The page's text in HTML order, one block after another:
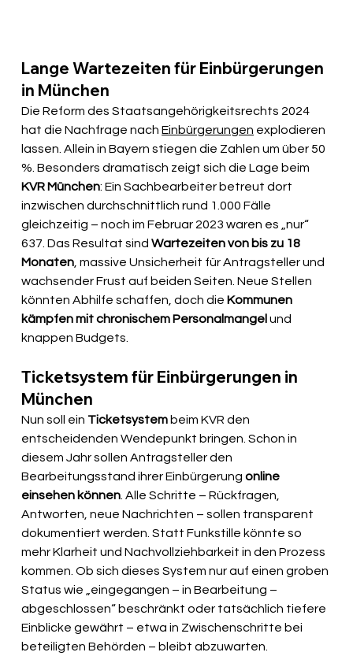
Lange Wartezeiten für Einbürgerungen
in München
Die Reform des Staatsangehörigkeitsrechts 2024
hat die Nachfrage nach Einbürgerungen explodieren
lassen. Allein in Bayern stiegen die Zahlen um über 50
%. Besonders dramatisch zeigt sich die Lage beim
KVR München: Ein Sachbearbeiter betreut dort
inzwischen durchschnittlich rund 1.000 Fälle
gleichzeitig – noch im Februar 2023 waren es „nur“
637. Das Resultat sind Wartezeiten von bis zu 18
Monaten , massive Unsicherheit für Antragsteller und
wachsender Frust auf beiden Seiten. Neue Stellen
könnten Abhilfe schaffen, doch die Kommunen
kämpfen mit chronischem Personalmangel und
knappen Budgets.
Ticketsystem für Einbürgerungen in
München
Nun soll ein Ticketsystem beim KVR den
entscheidenden Wendepunkt bringen. Schon in
diesem Jahr sollen Antragsteller den
Bearbeitungsstand ihrer Einbürgerung online
einsehen können . Alle Schritte – Rückfragen,
Antworten, neue Nachrichten – sollen transparent
dokumentiert werden. Statt Funkstille könnte so
mehr Klarheit und Nachvollziehbarkeit in den Prozess
kommen. Ob sich dieses System nur auf einen groben
Status wie „eingegangen – in Bearbeitung –
abgeschlossen“ beschränkt oder tatsächlich tiefere
Einblicke gewährt – etwa in Zwischenschritte bei
beteiligten Behörden – bleibt abzuwarten.